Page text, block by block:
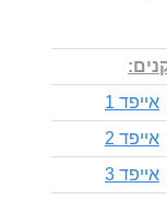
אייפד 1
אייפד 2
אייפד 3